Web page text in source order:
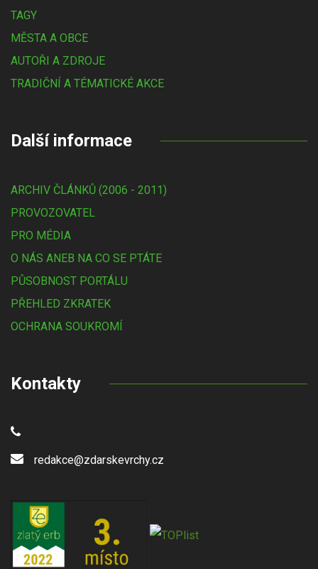
TAGY
MĚSTA A OBCE
AUTOŘI A ZDROJE
TRADIČNÍ A TÉMATICKÉ AKCE
Další informace
ARCHIV ČLÁNKŮ (2006 - 2011)
PROVOZOVATEL
PRO MÉDIA
O NÁS ANEB NA CO SE PTÁTE
PŮSOBNOST PORTÁLU
PŘEHLED ZKRATEK
OCHRANA SOUKROMÍ
Kontakty
redakce@zdarskevrchy.cz